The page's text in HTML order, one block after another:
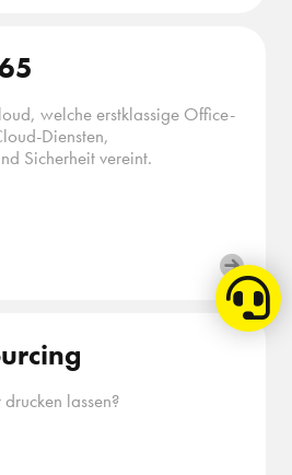
welche erstklassige Office-
Diensten,
Sicherheit vereint.
lassen?